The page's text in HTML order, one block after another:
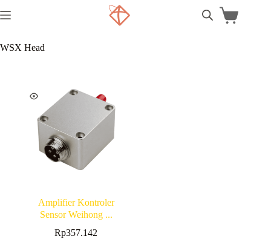
WSX Head
Amplifier Kontroler
Sensor Weihong ...
Rp357.142